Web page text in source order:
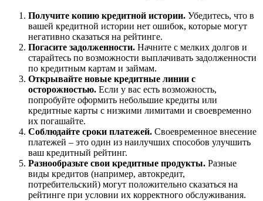
Получите копию кредитной истории. Убедитесь, что в
вашей кредитной истории нет ошибок, которые могут
негативно сказаться на рейтинге.
Погасите задолженности. Начните с мелких долгов и
старайтесь по возможности выплачивать задолженности
по кредитным картам и займам.
Открывайте новые кредитные линии с
осторожностью. Если у вас есть возможность,
попробуйте оформить небольшие кредиты или
кредитные карты с низкими лимитами и своевременно
их погашайте.
Соблюдайте сроки платежей. Своевременное внесение
платежей – это один из наилучших способов улучшить
ваш кредитный рейтинг.
Разнообразьте свои кредитные продукты. Разные
виды кредитов (например, автокредит,
потребительский) могут положительно сказаться на
рейтинге при условии их корректного обслуживания.